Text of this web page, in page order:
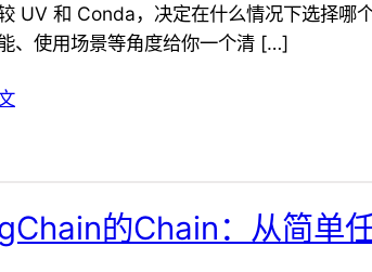
UV 和 Conda，决定在什么情况下选择哪
、使用场景等角度给你一个清 […]
的Chain：从简单